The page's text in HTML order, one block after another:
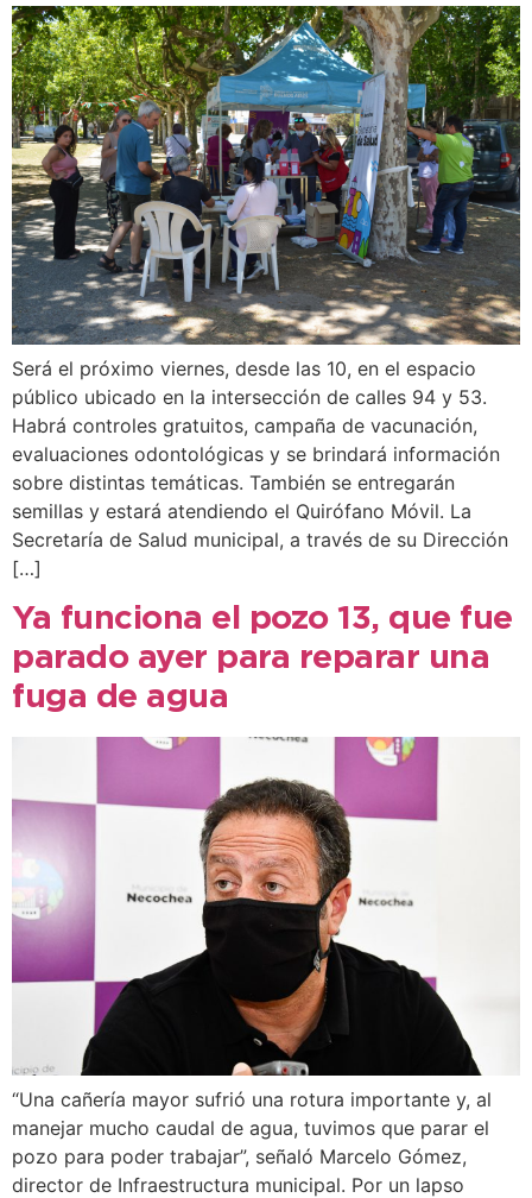
Será el próximo viernes, desde las 10, en el espacio
público ubicado en la intersección de calles 94 y 53.
Habrá controles gratuitos, campaña de vacunación,
evaluaciones odontológicas y se brindará información
sobre distintas temáticas. También se entregarán
semillas y estará atendiendo el Quirófano Móvil. La
Secretaría de Salud municipal, a través de su Dirección
[…]
Ya funciona el pozo 13, que fue
parado ayer para reparar una
fuga de agua
“Una cañería mayor sufrió una rotura importante y, al
manejar mucho caudal de agua, tuvimos que parar el
pozo para poder trabajar”, señaló Marcelo Gómez,
director de Infraestructura municipal. Por un lapso